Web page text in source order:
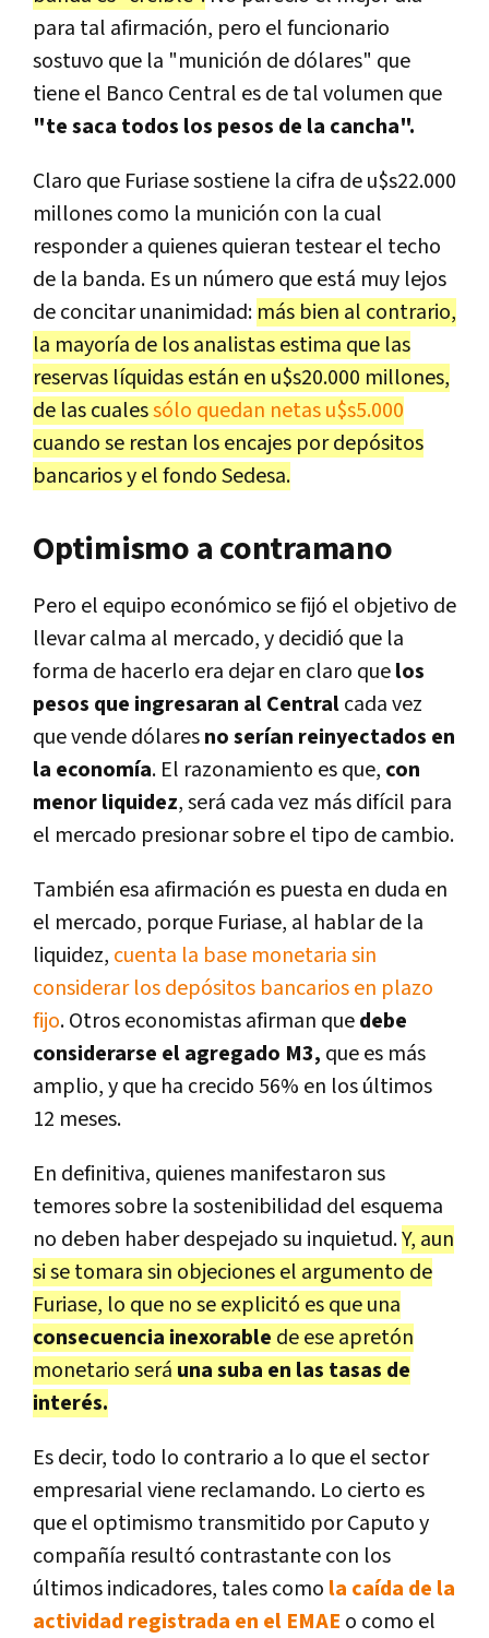
para tal afirmación, pero el funcionario
sostuvo que la "munición de dólares" que
tiene el Banco Central es de tal volumen que
"te saca todos los pesos de la cancha".
Claro que Furiase sostiene la cifra de u$s22.000
millones como la munición con la cual
responder a quienes quieran testear el techo
de la banda. Es un número que está muy lejos
de concitar unanimidad: más bien al contrario,
la mayoría de los analistas estima que las
reservas líquidas están en u$s20.000 millones,
de las cualessólo quedan netas u$s5.000
cuando se restan los encajes por depósitos
bancarios y el fondo Sedesa.
Optimismo a contramano
Pero el equipo económico se fijó el objetivo de
llevar calma al mercado, y decidió que la
forma de hacerlo era dejar en claro quelos
pesos que ingresaran al Centralcada vez
que vende dólaresno serían reinyectados en
la economía. El razonamiento es que, con
menor liquidez, será cada vez más difícil para
el mercado presionar sobre el tipo de cambio.
También esa afirmación es puesta en duda en
el mercado, porque Furiase, al hablar de la
liquidez, cuenta la base monetaria sin
considerar los depósitos bancarios en plazo
fijo. Otros economistas afirman quedebe
considerarse el agregado M3, que es más
amplio, y que ha crecido 56% en los últimos
12 meses.
En definitiva, quienes manifestaron sus
temores sobre la sostenibilidad del esquema
no deben haber despejado su inquietud.Y, aun
si se tomara sin objeciones el argumento de
Furiase, lo que no se explicitó es que una
consecuencia inexorable de ese apretón
monetario será una suba en las tasas de
interés.
Es decir, todo lo contrario a lo que el sector
empresarial viene reclamando. Lo cierto es
que el optimismo transmitido por Caputo y
compañía resultó contrastante con los
últimos indicadores, tales como la caída de la
actividad registrada en el EMAE o como el